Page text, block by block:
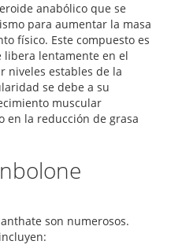
anabólico que se
para aumentar la masa
físico. Este compuesto es
libera lentamente en el
niveles estables de la
se debe a su
muscular
en la reducción de grasa
son numerosos.